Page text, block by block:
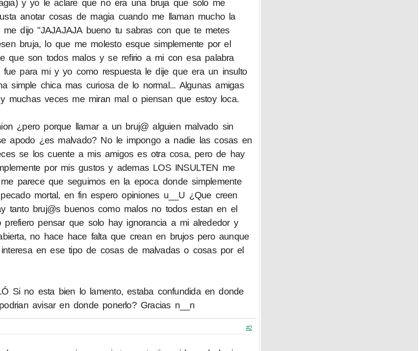
y yo le aclare que no era una bruja que solo me
anotar cosas de magia cuando me llaman mucho la
dijo "JAJAJAJA bueno tu sabras con que te metes
bruja, lo que me molesto esque simplemente por el
que son todos malos y se refirio a mi con esa palabra
para mi y yo como respuesta le dije que era un insulto
simple chica mas curiosa de lo normal... Algunas amigas
muchas veces me miran mal o piensan que estoy loca.
¿pero porque llamar a un bruj@ alguien malvado sin
apodo ¿es malvado? No le impongo a nadie las cosas en
se los cuente a mis amigos es otra cosa, pero de hay
por mis gustos y ademas LOS INSULTEN me
parece que seguimos en la epoca donde simplemente
mortal, en fin espero opiniones u__U ¿Que creen
tanto bruj@s buenos como malos no todos estan en el
pensar que solo hay ignorancia a mi alrededor y
no hace hace falta que crean en brujos pero aunque
en ese tipo de cosas de malvadas o cosas por el
Si no esta bien lo lamento, estaba confundida en donde
avisar en donde ponerlo? Gracias n__n
#2